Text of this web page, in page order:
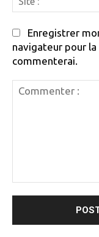
Enregistrer
navigateur pour
commenterai.